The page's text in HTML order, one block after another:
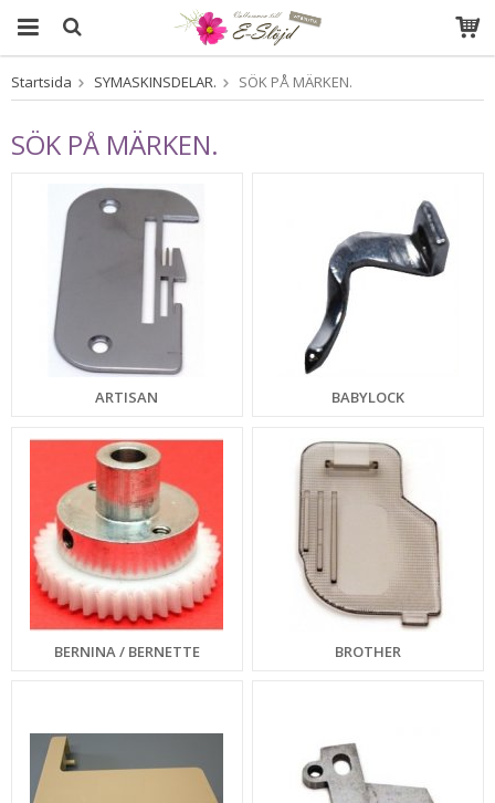
Produkten har blivit tillagd i varukorgen
Startsida SYMASKINSDELAR. SÖK PÅ MÄRKEN.
SÖK PÅ MÄRKEN.
ARTISAN BABYLOCK
BERNINA / BERNETTE BROTHER